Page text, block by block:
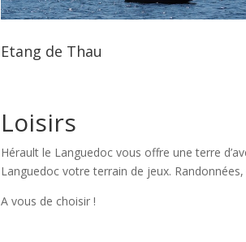
Etang de Thau
Loisirs
Hérault le Languedoc vous offre une terre
Languedoc votre terrain de jeux.
A vous de choisir !